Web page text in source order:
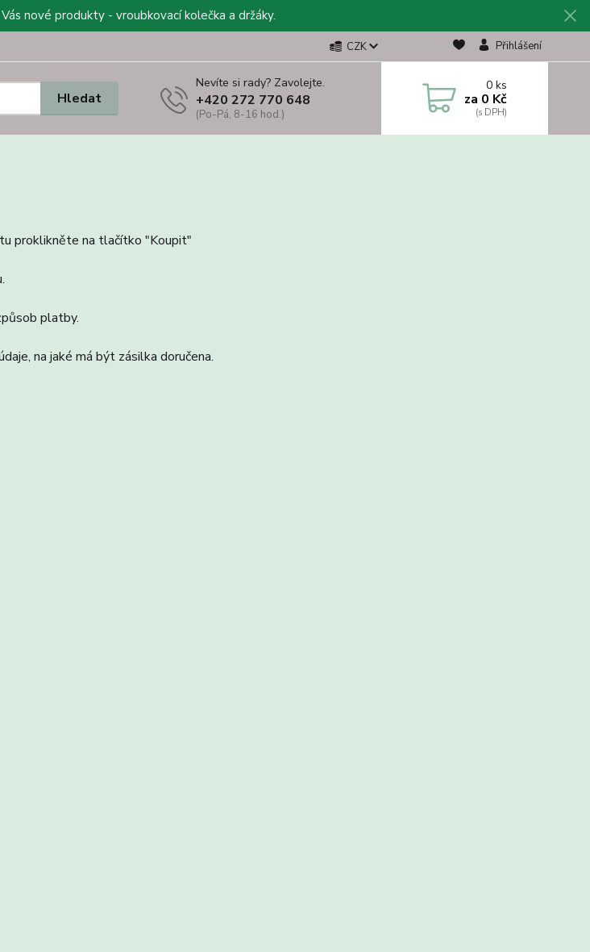
nové produkty - vroubkovací kolečka a držáky.
CZK Přihlášení
Hledat
Nevíte si rady? Zavolejte.
+420 272 770 648
(Po-Pá, 8-16 hod.)
0ks
za 0 Kč
proklikněte na tlačítko "Koupit"
platby.
na jaké má být zásilka doručena.